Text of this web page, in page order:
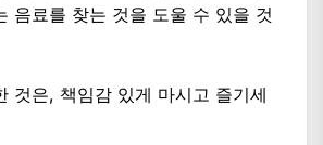
음료를 찾는 것을 도울 수 있을 것
것은, 책임감 있게 마시고 즐기세